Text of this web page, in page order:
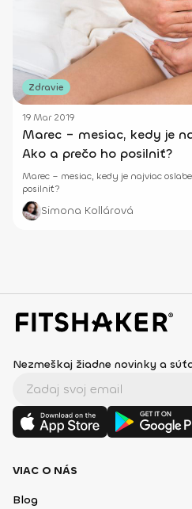
Zdravie
19 Mar 2019
Marec – mesiac, kedy je
Ako a prečo ho posilniť?
Marec – mesiac, kedy je najviac
posilniť?
Simona Kollárová
Nezmeškaj žiadne novinky a
VIAC O NÁS
Blog